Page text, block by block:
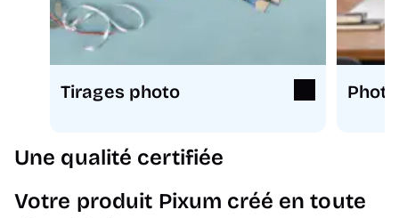
Tirages photo
Une qualité certifiée
Votre produit Pixum créé en toute